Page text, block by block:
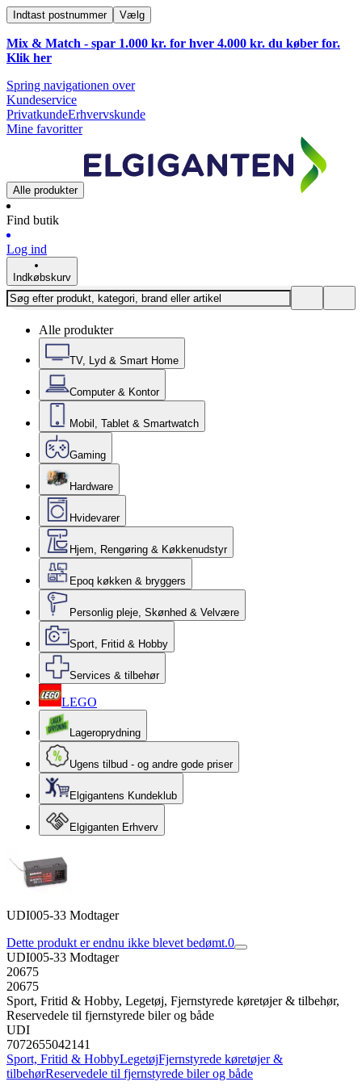
Indtast postnummer Vælg
Mix & Match - spar 1.000 kr. for hver 4.000 kr. du køber for.
Klik her
Spring navigationen over
Kundeservice
PrivatkundeErhvervskunde
Mine favoritter
Alle produkter
Find butik
Log ind
Indkøbskurv
Alle produkter
TV, Lyd & Smart Home
Computer & Kontor
Mobil, Tablet & Smartwatch
Gaming
Hardware
Hvidevarer
Hjem, Rengøring & Køkkenudstyr
Epoq køkken & bryggers
Personlig pleje, Skønhed & Velvære
Sport, Fritid & Hobby
Services & tilbehør
LEGO
Lageroprydning
Ugens tilbud - og andre gode priser
Elgigantens Kundeklub
Elgiganten Erhverv
UDI005-33 Modtager
Dette produkt er endnu ikke blevet bedømt.0
UDI005-33 Modtager
20675
20675
Sport, Fritid & Hobby, Legetøj, Fjernstyrede køretøjer & tilbehør,
Reservedele til fjernstyrede biler og både
UDI
7072655042141
Sport, Fritid & HobbyLegetøjFjernstyrede køretøjer &
tilbehørReservedele til fjernstyrede biler og både